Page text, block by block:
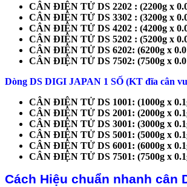
CÂN ĐIỆN TỬ DS 2202 : (2200g x
CÂN ĐIỆN TỬ DS 3302 : (3200g x
CÂN ĐIỆN TỬ DS 4202 : (4200g x
CÂN ĐIỆN TỬ DS 5202 : (5200g x
CÂN ĐIỆN TỬ DS 6202: (6200g x
CÂN ĐIỆN TỬ DS 7502: (7500g x
Dòng DS DIGI JAPAN 1 SỐ (KT đĩa cân
CÂN ĐIỆN TỬ DS 1001: (1000g x
CÂN ĐIỆN TỬ DS 2001: (2000g x
CÂN ĐIỆN TỬ DS 3001: (3000g x
CÂN ĐIỆN TỬ DS 5001: (5000g x
CÂN ĐIỆN TỬ DS 6001: (6000g x
CÂN ĐIỆN TỬ DS 7501: (7500g x
Cách Hiệu chuẩn nhanh cân